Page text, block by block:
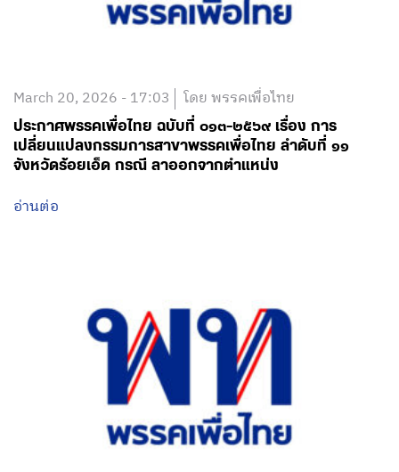
March 20, 2026 - 17:03 โดย พรรคเพื่อไทย
ประกาศพรรคเพื่อไทย ฉบับที่ ๐๑๓-๒๕๖๙ เรื่อง การ
เปลี่ยนแปลงกรรมการสาขาพรรคเพื่อไทย ลำดับที่ ๑๑
จังหวัดร้อยเอ็ด กรณี ลาออกจากตำแหน่ง
อ่านต่อ